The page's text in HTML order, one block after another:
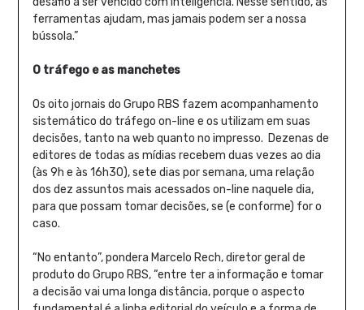
ferramentas ajudam, mas jamais podem ser a nossa
bússola.”
O tráfego e as manchetes
Os oito jornais do Grupo RBS fazem acompanhamento
sistemático do tráfego on-line e os utilizam em suas
decisões, tanto na web quanto no impresso. Dezenas de
editores de todas as mídias recebem duas vezes ao dia
(às 9h e às 16h30), sete dias por semana, uma relação
dos dez assuntos mais acessados on-line naquele dia,
para que possam tomar decisões, se (e conforme) for o
caso.
“No entanto”, pondera Marcelo Rech, diretor geral de
produto do Grupo RBS, “entre ter a informação e tomar
a decisão vai uma longa distância, porque o aspecto